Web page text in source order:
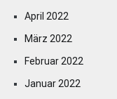
April 2022
März 2022
Februar 2022
Januar 2022